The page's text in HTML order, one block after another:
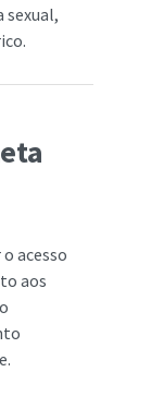
sexual,
acesso
aos